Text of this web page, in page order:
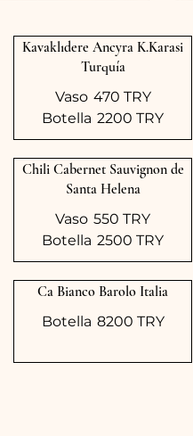
Kavaklıdere Ancyra K.Karasi
Turquía
Vaso 470 TRY
Botella 2200 TRY
Chili Cabernet Sauvignon de
Santa Helena
Vaso 550 TRY
Botella 2500 TRY
Ca Bianco Barolo Italia
Botella 8200 TRY